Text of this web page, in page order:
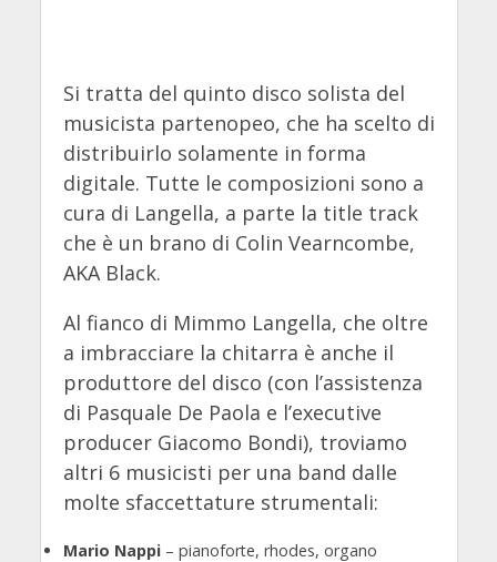
Si tratta del quinto disco solista del
musicista partenopeo, che ha scelto di
distribuirlo solamente in forma
digitale. Tutte le composizioni sono a
cura di Langella, a parte la title track
che è un brano di Colin Vearncombe,
AKA Black.
Al fianco di Mimmo Langella, che oltre
a imbracciare la chitarra è anche il
produttore del disco (con l’assistenza
di Pasquale De Paola e l’executive
producer Giacomo Bondi), troviamo
altri 6 musicisti per una band dalle
molte sfaccettature strumentali:
Mario Nappi – pianoforte, rhodes, organo